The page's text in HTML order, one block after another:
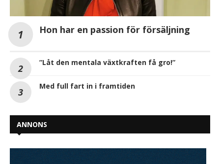
Hon har en passion för försäljning
”Låt den mentala växtkraften få gro!”
Med full fart in i framtiden
ANNONS